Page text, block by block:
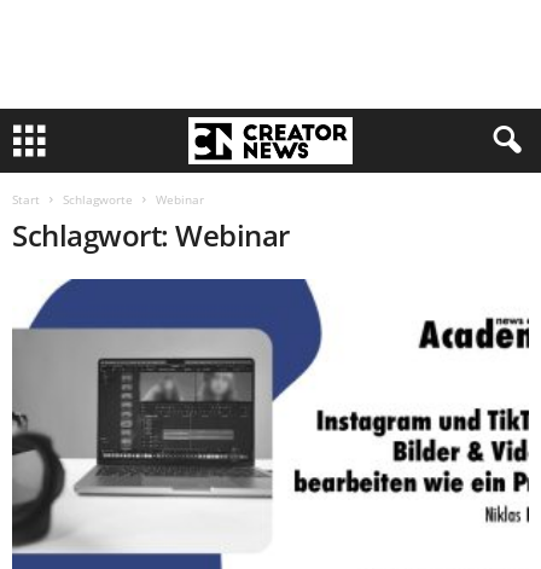
Start Schlagworte Webinar
Schlagwort: Webinar